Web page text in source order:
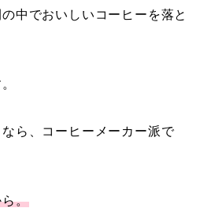
中でおいしいコーヒーを落と
ら、コーヒーメーカー派で
。